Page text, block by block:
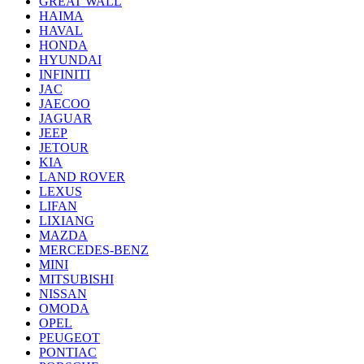
HAIMA
HAVAL
HONDA
HYUNDAI
INFINITI
JAC
JAECOO
JAGUAR
JEEP
JETOUR
KIA
LAND ROVER
LEXUS
LIFAN
LIXIANG
MAZDA
MERCEDES-BENZ
MINI
MITSUBISHI
NISSAN
OMODA
OPEL
PEUGEOT
PONTIAC